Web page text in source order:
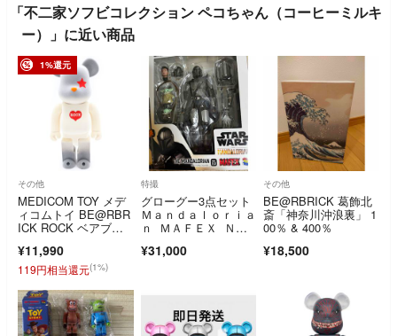
「不二家ソフビコレクション ペコちゃん（コーヒーミルキ
ー）」に近い商品
1%還元
その他
MEDICOM TOY メデ
ィコムトイ BE@RBR
ICK ROCK ベアブリ
ア 人形 ブラック/ホワ
イト/レッド
¥11,990
119円相当還元(1%)
特撮
グローグー3点セット
Ｍａｎｄａｌｏｒｉａ
ｎ ＭＡＦＥＸ Ｎ
¥31,000
その他
BE@RBRICK 葛飾北
斎「神奈川沖浪裏」 1
00％ & 400％
¥18,500